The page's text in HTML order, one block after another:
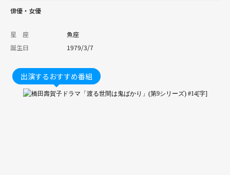
俳優・女優
星 座
魚座
誕生日
1979/3/7
出演するおすすめ番組